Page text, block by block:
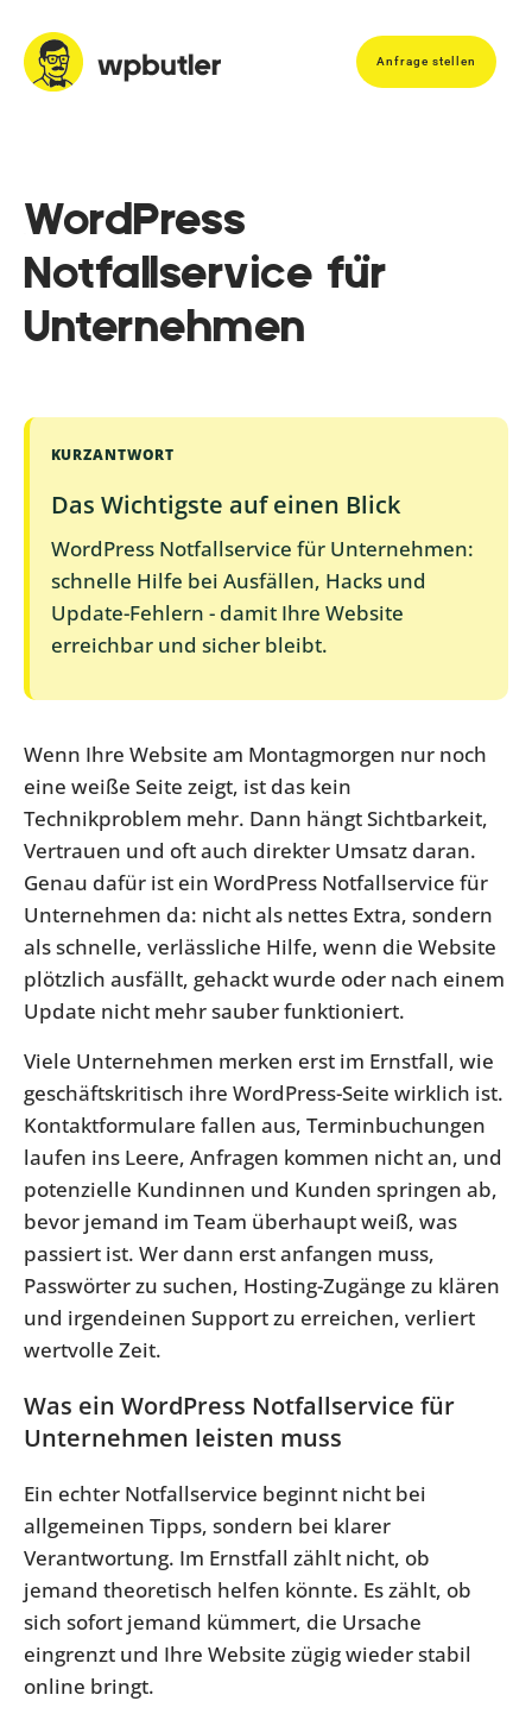
Anfrage stellen
WordPress
Notfallservice für
Unternehmen
KURZANTWORT
Das Wichtigste auf einen Blick
WordPress Notfallservice für Unternehmen:
schnelle Hilfe bei Ausfällen, Hacks und
Update-Fehlern - damit Ihre Website
erreichbar und sicher bleibt.
Wenn Ihre Website am Montagmorgen nur noch
eine weiße Seite zeigt, ist das kein
Technikproblem mehr. Dann hängt Sichtbarkeit,
Vertrauen und oft auch direkter Umsatz daran.
Genau dafür ist ein WordPress Notfallservice für
Unternehmen da: nicht als nettes Extra, sondern
als schnelle, verlässliche Hilfe, wenn die Website
plötzlich ausfällt, gehackt wurde oder nach einem
Update nicht mehr sauber funktioniert.
Viele Unternehmen merken erst im Ernstfall, wie
geschäftskritisch ihre WordPress-Seite wirklich ist.
Kontaktformulare fallen aus, Terminbuchungen
laufen ins Leere, Anfragen kommen nicht an, und
potenzielle Kundinnen und Kunden springen ab,
bevor jemand im Team überhaupt weiß, was
passiert ist. Wer dann erst anfangen muss,
Passwörter zu suchen, Hosting-Zugänge zu klären
und irgendeinen Support zu erreichen, verliert
wertvolle Zeit.
Was ein WordPress Notfallservice für
Unternehmen leisten muss
Ein echter Notfallservice beginnt nicht bei
allgemeinen Tipps, sondern bei klarer
Verantwortung. Im Ernstfall zählt nicht, ob
jemand theoretisch helfen könnte. Es zählt, ob
sich sofort jemand kümmert, die Ursache
eingrenzt und Ihre Website zügig wieder stabil
online bringt.